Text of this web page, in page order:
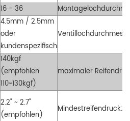
16 - 36
4.5mm / 2.5mm
oder
kundenspezifisch
140kgf
(empfohlen
110~130kgf)
maximaler
2.2" ~ 2.7"
(empfohlen)
Mindestreifendruck: